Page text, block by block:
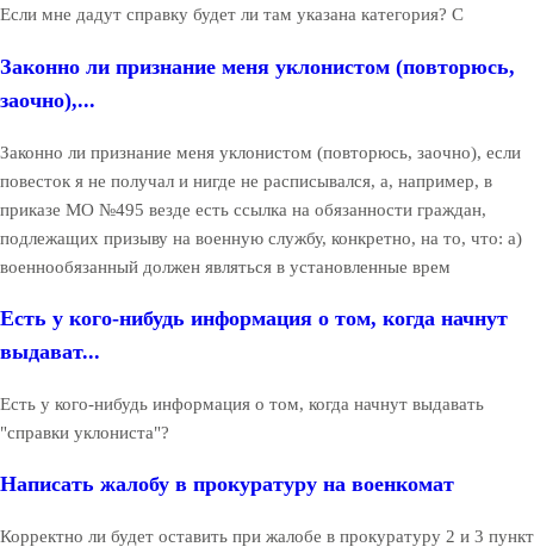
Если мне дадут справку будет ли там указана категория? С
Законно ли признание меня уклонистом (повторюсь,
заочно),...
Законно ли признание меня уклонистом (повторюсь, заочно), если
повесток я не получал и нигде не расписывался, а, например, в
приказе МО №495 везде есть ссылка на обязанности граждан,
подлежащих призыву на военную службу, конкретно, на то, что: а)
военнообязанный должен являться в установленные врем
Есть у кого-нибудь информация о том, когда начнут
выдават...
Есть у кого-нибудь информация о том, когда начнут выдавать
"справки уклониста"?
Написать жалобу в прокуратуру на военкомат
Корректно ли будет оставить при жалобе в прокуратуру 2 и 3 пункт